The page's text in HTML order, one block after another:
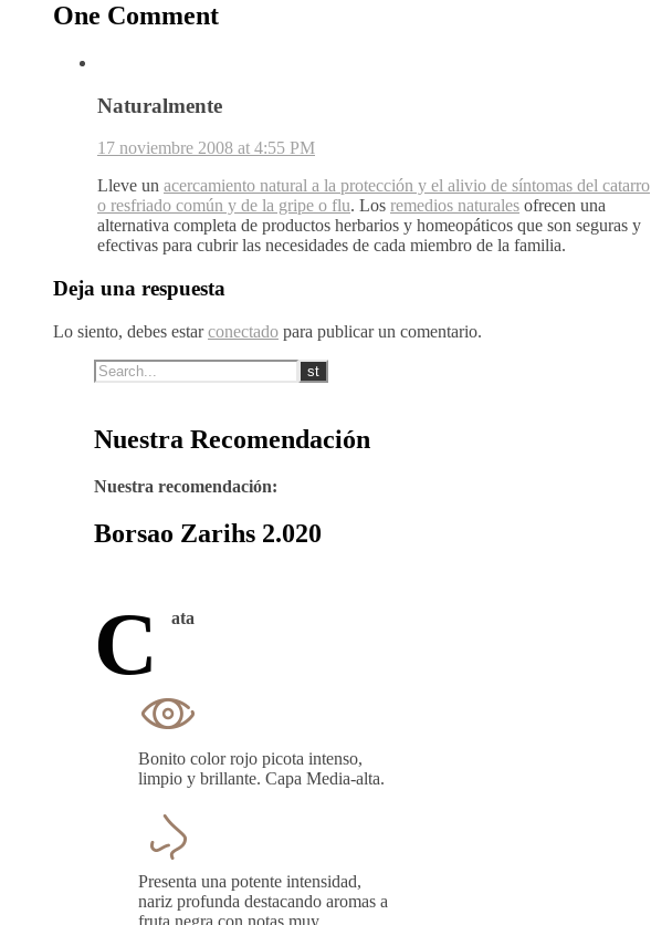
One Comment
Naturalmente
17 noviembre 2008 at 4:55 PM
Lleve un acercamiento natural a la protección y el alivio de síntomas del catarro
o resfriado común y de la gripe o flu. Los remedios naturales ofrecen una
alternativa completa de productos herbarios y homeopáticos que son seguras y
efectivas para cubrir las necesidades de cada miembro de la familia.
Deja una respuesta
Lo siento, debes estarconectado para publicar un comentario.
Nuestra Recomendación
Nuestra recomendación:
Borsao Zarihs 2.020
C ata
Bonito color rojo picota intenso,
limpio y brillante. Capa Media-alta.
Presenta una potente intensidad,
nariz profunda destacando aromas a
fruta negra con notas muy